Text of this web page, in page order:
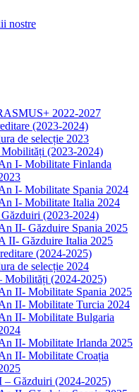
nostre
2022-2027
(2023-2024)
de selecție 2023
(2023-2024)
I- Mobilitate Finlanda
I- Mobilitate Spania 2024
I- Mobilitate Italia 2024
(2023-2024)
II- Găzduire Spania 2025
II- Găzduire Italia 2025
(2024-2025)
de selecție 2024
Mobilități (2024-2025)
II- Mobilitate Spania 2025
II- Mobilitate Turcia 2024
II- Mobilitate Bulgaria
II- Mobilitate Irlanda 2025
II- Mobilitate Croația
– Găzduiri (2024-2025)